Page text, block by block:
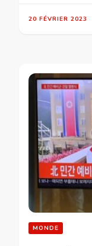
20 FÉVRIER 2023
MONDE